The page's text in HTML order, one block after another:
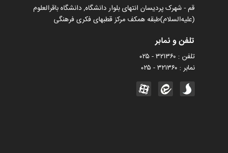
قم - شهرک پردیسان انتهای بلوار دانشگاه, دانشگاه باقرالعلوم
(علیه‌السلام)طبقه همکف مرکز قطبهای فکری فرهنگی
تلفن و نمابر
تلفن : ۳۲۱۳۶۰ - ۰۲۵
نمابر : ۳۲۱۳۶۰ - ۰۲۵